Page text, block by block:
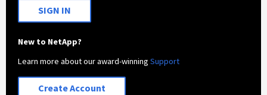
SIGN IN
New to NetApp?
Learn more about our award-winningSupport
Create Account